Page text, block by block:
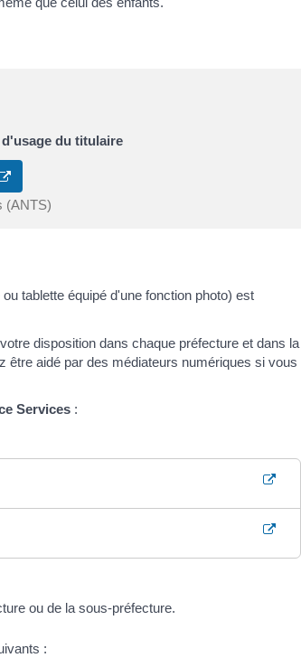
du titulaire
(ANTS)
tablette équipé d'une fonction photo) est
disposition dans chaque préfecture et dans la
aidé par des médiateurs numériques si vous
Services :
ou de la sous-préfecture.
: